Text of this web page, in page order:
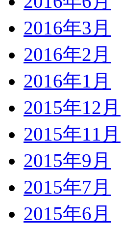
2016年3月
2016年2月
2016年1月
2015年12月
2015年11月
2015年9月
2015年7月
2015年6月